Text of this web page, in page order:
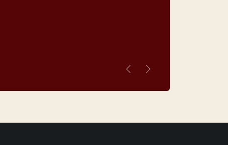
VorigeVolgende